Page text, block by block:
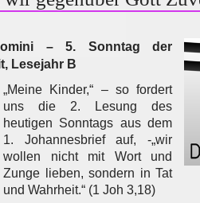
– 5. Sonntag der
Lesejahr B
„Meine Kinder,“ – so fordert
uns die 2. Lesung des
heutigen Sonntags aus dem
1. Johannesbrief auf, -„wir
wollen nicht mit Wort und
Zunge lieben, sondern in Tat
und Wahrheit.“ (1 Joh 3,18)